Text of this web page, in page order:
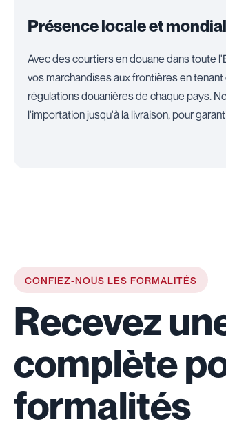
Présence locale et
Avec des courtiers en douane dans toute
vos marchandises aux frontières en
régulations douanières de chaque pays.
l'importation jusqu'à la livraison, pour
CONFIEZ-NOUS LES FORMALITÉS
Recevez
complète
formalités